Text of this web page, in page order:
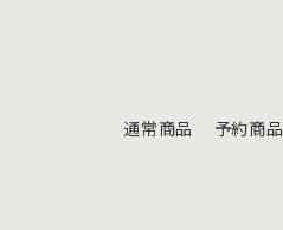
通常商品 予約商品